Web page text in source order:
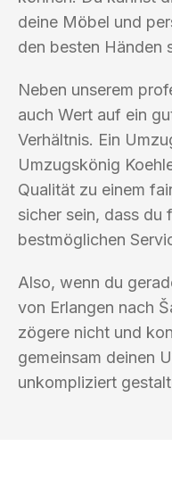
deine Möbel und
den besten Händen
Neben unserem
auch Wert auf ein
Verhältnis. Ein
Umzugskönig
Qualität zu einem
sicher sein, dass du
bestmöglichen
Also, wenn du
von Erlangen nach
zögere nicht und
gemeinsam deinen
unkompliziert